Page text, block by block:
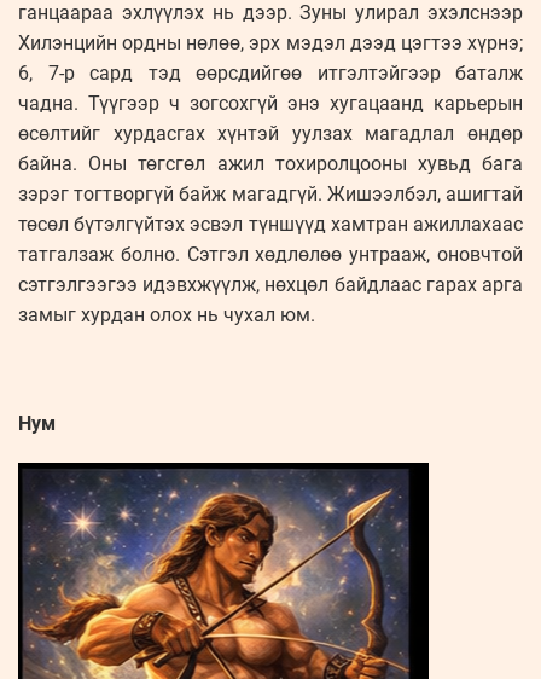
ганцаараа эхлүүлэх нь дээр. Зуны улирал эхэлснээр
Хилэнцийн ордны нөлөө, эрх мэдэл дээд цэгтээ хүрнэ;
6, 7-р сард тэд өөрсдийгөө итгэлтэйгээр баталж
чадна. Түүгээр ч зогсохгүй энэ хугацаанд карьерын
өсөлтийг хурдасгах хүнтэй уулзах магадлал өндөр
байна. Оны төгсгөл ажил тохиролцооны хувьд бага
зэрэг тогтворгүй байж магадгүй. Жишээлбэл, ашигтай
төсөл бүтэлгүйтэх эсвэл түншүүд хамтран ажиллахаас
татгалзаж болно. Сэтгэл хөдлөлөө унтрааж, оновчтой
сэтгэлгээгээ идэвхжүүлж, нөхцөл байдлаас гарах арга
замыг хурдан олох нь чухал юм.
Нум